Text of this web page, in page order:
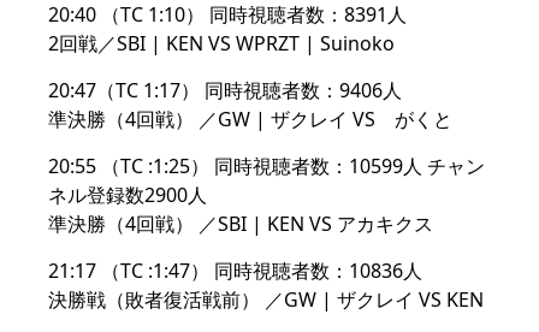
20:40 （TC 1:10） 同時視聴者数：8391人
2回戦／SBI | KEN VS WPRZT | Suinoko
20:47（TC 1:17） 同時視聴者数：9406人
準決勝（4回戦） ／GW | ザクレイ VS がくと
20:55 （TC :1:25） 同時視聴者数：10599人 チャン
ネル登録数2900人
準決勝（4回戦） ／SBI | KEN VS アカキクス
21:17 （TC :1:47） 同時視聴者数：10836人
決勝戦（敗者復活戦前） ／GW | ザクレイ VS KEN